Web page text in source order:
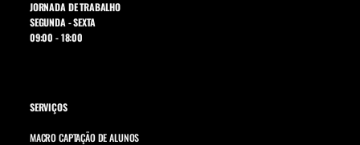
JORNADA DE TRABALHO
SEGUNDA - SEXTA
09:00 - 18:00
SERVIÇOS
MACRO CAPTAÇÃO DE ALUNOS